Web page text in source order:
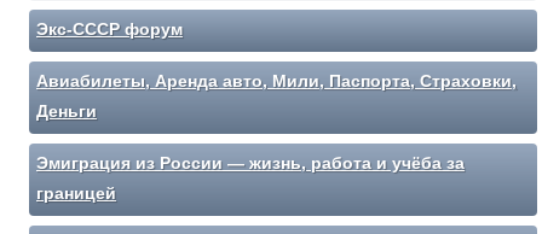
Экс-СССР форум
Авиабилеты, Аренда авто, Мили, Паспорта, Страховки,
Деньги
Эмиграция из России — жизнь, работа и учёба за
границей